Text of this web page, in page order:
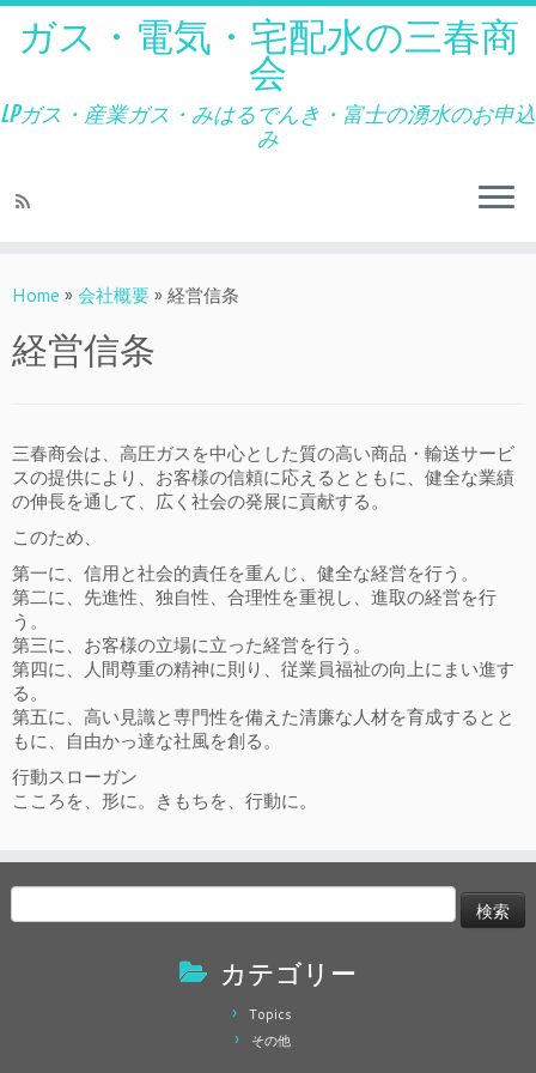
ガス・電気・宅配水の三春商
会
LPガス・産業ガス・みはるでんき・富士の湧水のお申込
み
Home » 会社概要» 経営信条
経営信条
三春商会は、高圧ガスを中心とした質の高い商品・輸送サービ
スの提供により、お客様の信頼に応えるとともに、健全な業績
の伸長を通して、広く社会の発展に貢献する。
このため、
第一に、信用と社会的責任を重んじ、健全な経営を行う。
第二に、先進性、独自性、合理性を重視し、進取の経営を行
う。
第三に、お客様の立場に立った経営を行う。
第四に、人間尊重の精神に則り、従業員福祉の向上にまい進す
る。
第五に、高い見識と専門性を備えた清廉な人材を育成するとと
もに、自由かっ達な社風を創る。
行動スローガン
こころを、形に。きもちを、行動に。
索:
カテゴリー
Topics
その他